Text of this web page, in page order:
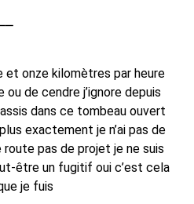
onze kilomètres par heure
ou de cendre j’ignore depuis
dans ce tombeau ouvert
exactement je n’ai pas de
pas de projet je ne suis
être un fugitif oui c’est cela
je fuis